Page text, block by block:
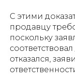
С этими
продавцу
поскольку
отказался,